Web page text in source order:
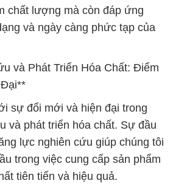
chất lượng mà còn đáp ứng
và ngày càng phức tạp của
và Phát Triển Hóa Chất: Điểm
sự đổi mới và hiện đại trong
và phát triển hóa chất. Sự đầu
lực nghiên cứu giúp chúng tôi
trong việc cung cấp sản phẩm
tiên tiến và hiệu quả.